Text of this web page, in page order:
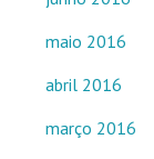
maio 2016
abril 2016
março 2016